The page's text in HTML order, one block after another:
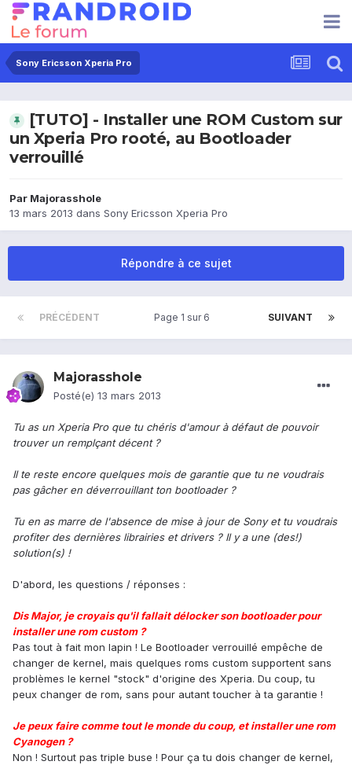
Sony Ericsson Xperia Pro
[TUTO] - Installer une ROM Custom sur
un Xperia Pro rooté, au Bootloader
verrouillé
Par Majorasshole
13 mars 2013 dans Sony Ericsson Xperia Pro
Répondre à ce sujet
PRÉCÉDENT SUIVANT
Page 1 sur 6
Majorasshole
Posté(e) 13 mars 2013
Tu as un Xperia Pro que tu chéris d'amour à défaut de pouvoir
trouver un remplçant décent ?
Il te reste encore quelques mois de garantie que tu ne voudrais
pas gâcher en déverrouillant ton bootloader ?
Tu en as marre de l'absence de mise à jour de Sony et tu voudrais
profiter des dernières librairies et drivers ? Il y a une (des!)
solution(s) !
D'abord, les questions / réponses :
Dis Major, je croyais qu'il fallait délocker son bootloader pour
installer une rom custom ?
Pas tout à fait mon lapin ! Le Bootloader verrouillé empêche de
changer de kernel, mais quelques roms custom supportent sans
problèmes le kernel "stock" d'origine des Xperia. Du coup, tu
peux changer de rom, sans pour autant toucher à ta garantie !
Je peux faire comme tout le monde du coup, et installer une rom
Cyanogen ?
Non ! Surtout pas triple buse ! Pour ça tu dois changer de kernel,